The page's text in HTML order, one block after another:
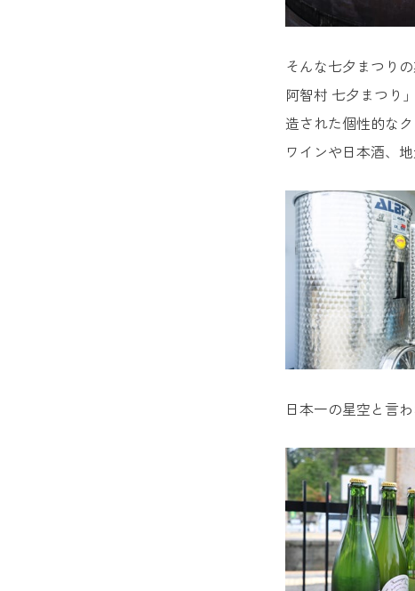
そんな七夕まつり
阿智村 七夕まつり
造された個性的な
ワインや日本酒、
日本一の星空と言